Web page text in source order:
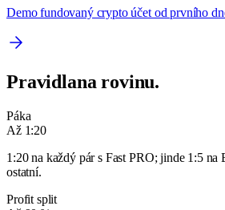
Demo fundovaný crypto účet od prvního
Pravidlana rovinu.
Páka
Až 1:20
1:20 na každý pár s Fast PRO; jinde 1:5
ostatní.
Profit split